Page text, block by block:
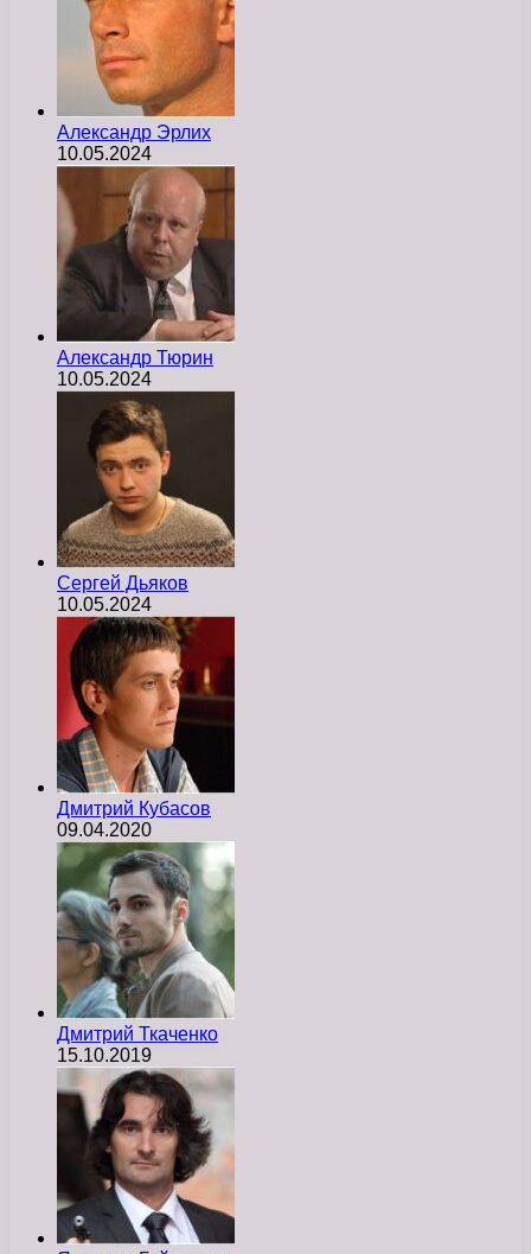
Александр Эрлих
10.05.2024
Александр Тюрин
10.05.2024
Сергей Дьяков
10.05.2024
Дмитрий Кубасов
09.04.2020
Дмитрий Ткаченко
15.10.2019